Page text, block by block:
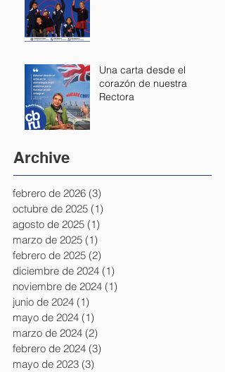
Una carta desde el
corazón de nuestra
Rectora
Archive
febrero de 2026 (3)
octubre de 2025 (1)
agosto de 2025 (1)
marzo de 2025 (1)
febrero de 2025 (2)
diciembre de 2024 (1)
noviembre de 2024 (1)
junio de 2024 (1)
mayo de 2024 (1)
marzo de 2024 (2)
febrero de 2024 (3)
mayo de 2023 (3)